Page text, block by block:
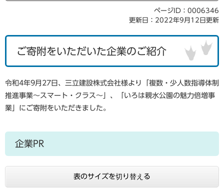
ページID：0006346
更新日：2022年9月12日更新
ご寄附をいただいた企業のご紹介
令和4年9月27日、三立建設株式会社様より「複数・少人数指導体制
推進事業～スマート・クラス～」、「いろは親水公園の魅力倍増事
業」にご寄附をいただきました。
企業PR
表のサイズを切り替える